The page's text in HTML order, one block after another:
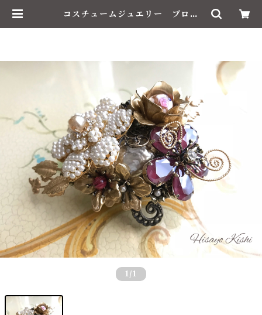
コスチュームジュエリー ブロー
1 /1